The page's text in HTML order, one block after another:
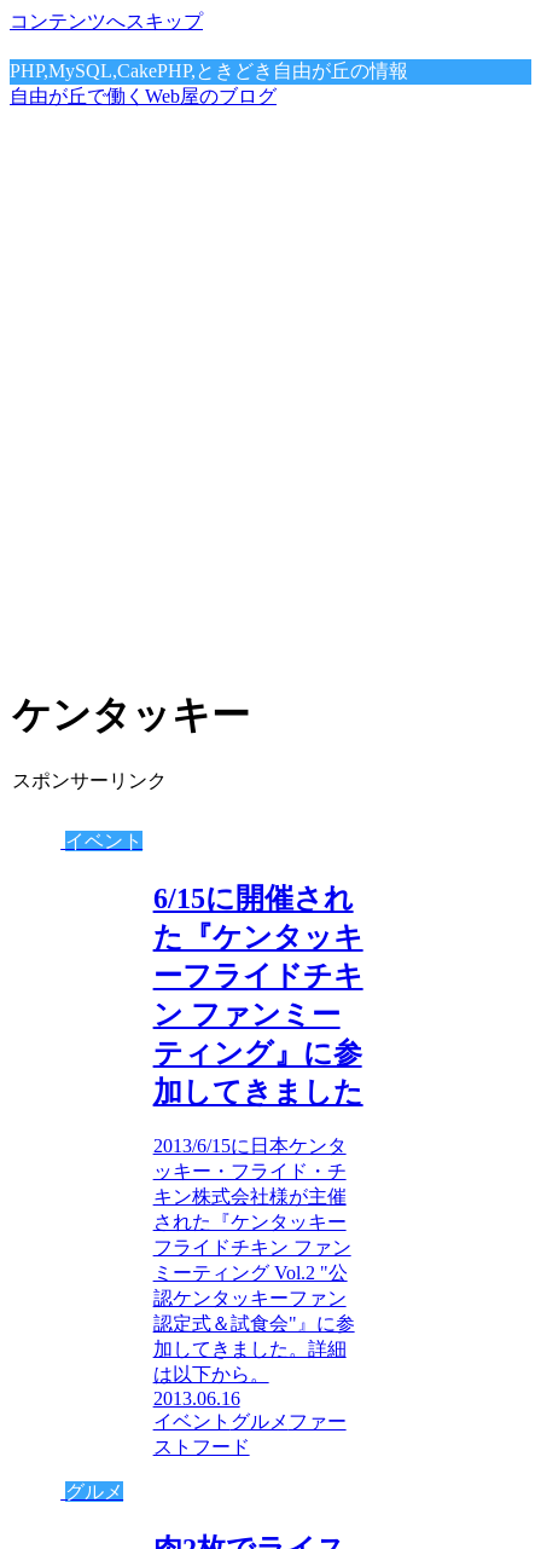
コンテンツへスキップ
PHP,MySQL,CakePHP,ときどき自由が丘の情報
自由が丘で働くWeb屋のブログ
ケンタッキー
スポンサーリンク
イベント
6/15に開催され
た『ケンタッキ
ーフライドチキ
ン ファンミー
ティング』に参
加してきました
2013/6/15に日本ケンタ
ッキー・フライド・チ
キン株式会社様が主催
された『ケンタッキー
フライドチキン ファン
ミーティング Vol.2 "公
認ケンタッキーファン
認定式＆試食会"』に参
加してきました。詳細
は以下から。
2013.06.16
イベント グルメ ファー
ストフード
グルメ